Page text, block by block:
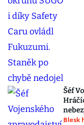
Šéf
Blesk